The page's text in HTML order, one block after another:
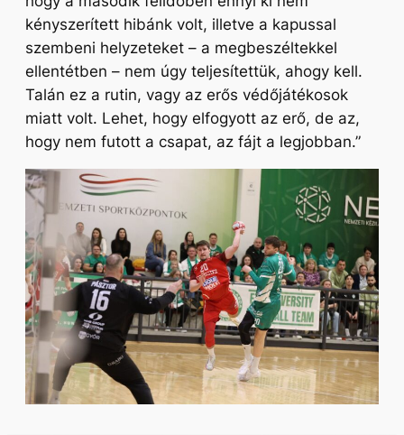
kényszerített hibánk volt, illetve a kapussal
szembeni helyzeteket – a megbeszéltekkel
ellentétben – nem úgy teljesítettük, ahogy kell.
Talán ez a rutin, vagy az erős védőjátékosok
miatt volt. Lehet, hogy elfogyott az erő, de az,
hogy nem futott a csapat, az fájt a legjobban.”